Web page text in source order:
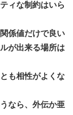
ィな制約はいら
係値だけで良い
が出来る場所は
も相性がよくな
なら、外伝か亜